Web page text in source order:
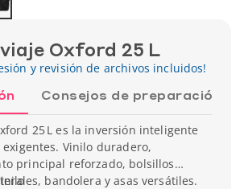
Oxford 25 L
y revisión de archivos incluidos!
Consejos de preparación
25 L es la inversión inteligente
Vinilo duradero,
principal reforzado, bolsillos
bandolera y asas versátiles.